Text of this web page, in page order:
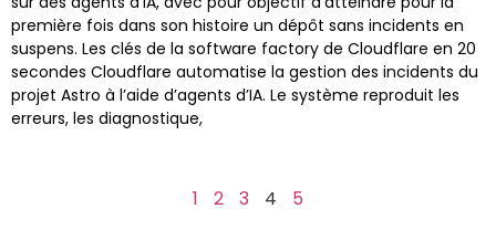
première fois dans son histoire un dépôt sans incidents en
suspens. Les clés de la software factory de Cloudflare en 20
secondes Cloudflare automatise la gestion des incidents du
projet Astro à l’aide d’agents d’IA. Le système reproduit les
erreurs, les diagnostique,
1 2 3 4 5